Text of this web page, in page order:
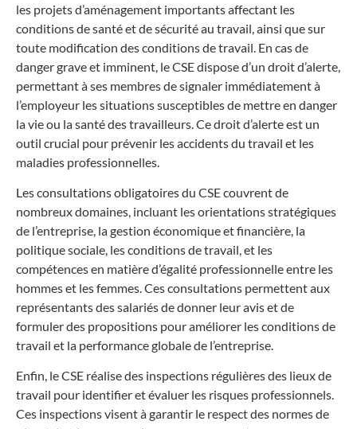
les projets d’aménagement importants affectant les
conditions de santé et de sécurité au travail, ainsi que sur
toute modification des conditions de travail. En cas de
danger grave et imminent, le CSE dispose d’un droit d’alerte,
permettant à ses membres de signaler immédiatement à
l’employeur les situations susceptibles de mettre en danger
la vie ou la santé des travailleurs. Ce droit d’alerte est un
outil crucial pour prévenir les accidents du travail et les
maladies professionnelles.
Les consultations obligatoires du CSE couvrent de
nombreux domaines, incluant les orientations stratégiques
de l’entreprise, la gestion économique et financière, la
politique sociale, les conditions de travail, et les
compétences en matière d’égalité professionnelle entre les
hommes et les femmes. Ces consultations permettent aux
représentants des salariés de donner leur avis et de
formuler des propositions pour améliorer les conditions de
travail et la performance globale de l’entreprise.
Enfin, le CSE réalise des inspections régulières des lieux de
travail pour identifier et évaluer les risques professionnels.
Ces inspections visent à garantir le respect des normes de